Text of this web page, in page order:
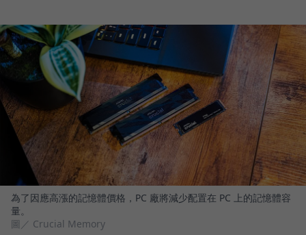
為了因應高漲的記憶體價格，PC 廠將減少配置在 PC 上的記憶體容
量。
圖／ Crucial Memory